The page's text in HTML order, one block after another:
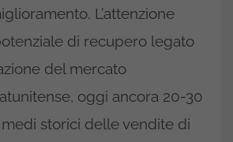
L’attenzione
di recupero legato
del mercato
oggi ancora 20-30
storici delle vendite di